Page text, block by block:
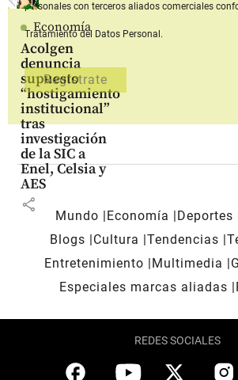
Economía
Acolgen
denuncia
supuesto
“hostigamiento
institucional”
tras
investigación
de la SIC a
Enel, Celsia y
AES
share
personales con terceros aliados comerciales
Tratamiento del Datos Personal.
Mundo Economía Deportes
Blogs
Cultura Tendencias
Entretenimiento
Multimedia
Especiales marcas aliadas
REDES SOCIALES